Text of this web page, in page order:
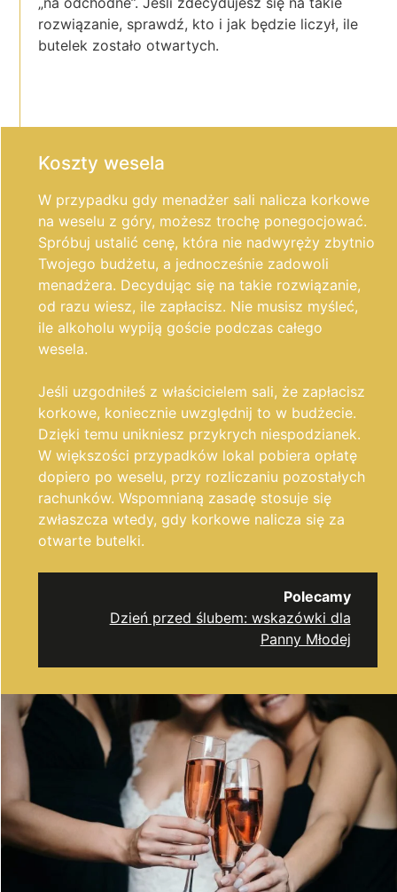
rozwiązanie, sprawdź, kto i jak będzie liczył, ile
butelek zostało otwartych.
Koszty wesela
W przypadku gdy menadżer sali nalicza korkowe
na weselu z góry, możesz trochę ponegocjować.
Spróbuj ustalić cenę, która nie nadwyręży zbytnio
Twojego budżetu, a jednocześnie zadowoli
menadżera. Decydując się na takie rozwiązanie,
od razu wiesz, ile zapłacisz. Nie musisz myśleć,
ile alkoholu wypiją goście podczas całego
wesela.
Jeśli uzgodniłeś z właścicielem sali, że zapłacisz
korkowe, koniecznie uwzględnij to w budżecie.
Dzięki temu unikniesz przykrych niespodzianek.
W większości przypadków lokal pobiera opłatę
dopiero po weselu, przy rozliczaniu pozostałych
rachunków. Wspomnianą zasadę stosuje się
zwłaszcza wtedy, gdy korkowe nalicza się za
otwarte butelki.
Polecamy
Dzień przed ślubem: wskazówki dla
Panny Młodej